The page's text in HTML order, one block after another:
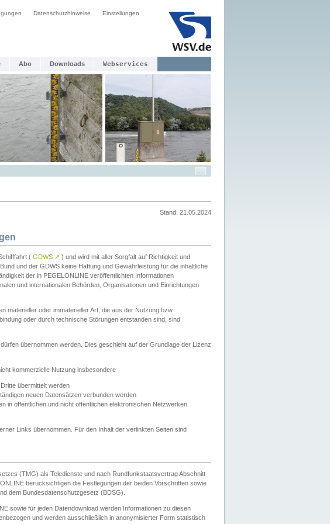
Datenschutzhinweise Einstellungen
Abo Downloads Webservices
Stand: 21.05.2024
( GDWS ↗ ) und wird mit aller Sorgfalt auf Richtigkeit und
und der GDWS keine Haftung und Gewährleistung für die inhaltliche
der in PEGELONLINE veröffentlichten Informationen
und internationalen Behörden, Organisationen und Einrichtungen
materieller oder immaterieller Art, die aus der Nutzung bzw.
oder durch technische Störungen entstanden sind, sind
übernommen werden. Dies geschieht auf der Grundlage der Lizenz
kommerzielle Nutzung insbesondere
übermittelt werden
neuen Datensätzen verbunden werden
in öffentlichen und nicht öffentlichen elektronischen Netzwerken
Links übernommen. Für den Inhalt der verlinkten Seiten sind
(TMG) als Teledienste und nach Rundfunkstaatsvertrag Abschnitt
berücksichtigen die Festlegungen der beiden Vorschriften sowie
dem Bundesdatenschutzgesetz (BDSG).
sowie für jeden Datendownload werden Informationen zu diesen
und werden ausschließlich in anonymisierter Form statistisch